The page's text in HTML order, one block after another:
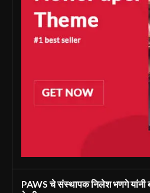
PAWS चे संस्थापक निलेश भणगे यांनी